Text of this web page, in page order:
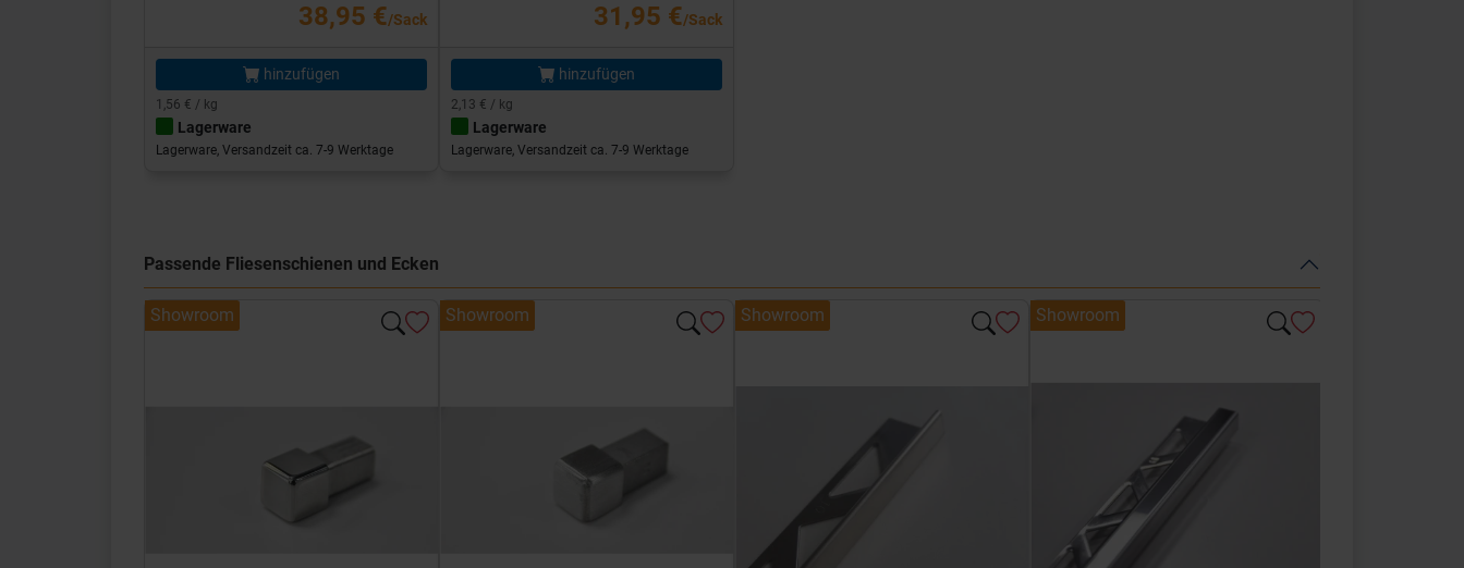
38,95 €/Sack
hinzufügen
1,56 € / kg
Lagerware
Lagerware, Versandzeit ca. 7-9 Werktage
31,95 €/Sack
hinzufügen
2,13 € / kg
Lagerware
Lagerware, Versandzeit ca. 7-9 Werktage
Passende Fliesenschienen und Ecken
Showroom Showroom Showroom Showroom